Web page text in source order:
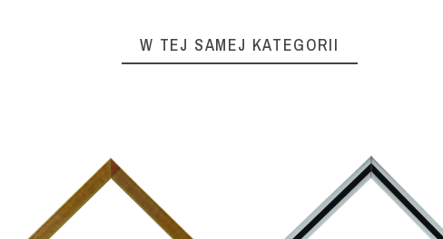
W TEJ SAMEJ KATEGORII